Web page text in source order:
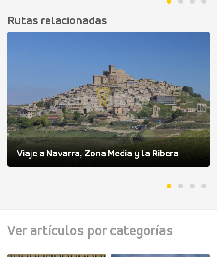
Rutas relacionadas
Viaje a Navarra, Zona Media y la Ribera
Ver artículos por categorías